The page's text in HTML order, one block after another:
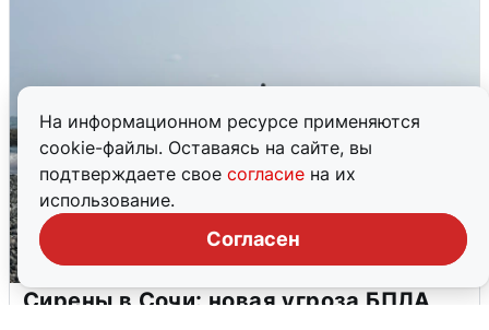
На информационном ресурсе применяются
cookie-файлы. Оставаясь на сайте, вы
подтверждаете свое согласие на их
использование.
Согласен
Сирены в Сочи: новая угроза БПЛА